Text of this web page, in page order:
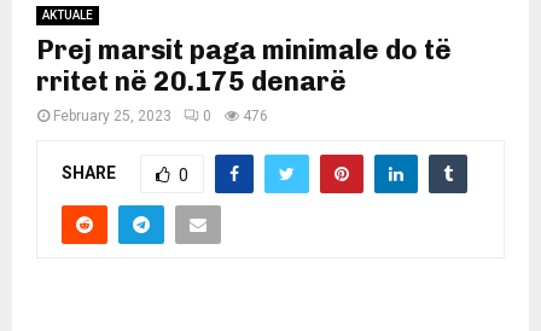
AKTUALE
Prej marsit paga minimale do të
rritet në 20.175 denarë
February 25, 2023 0 476
SHARE 0